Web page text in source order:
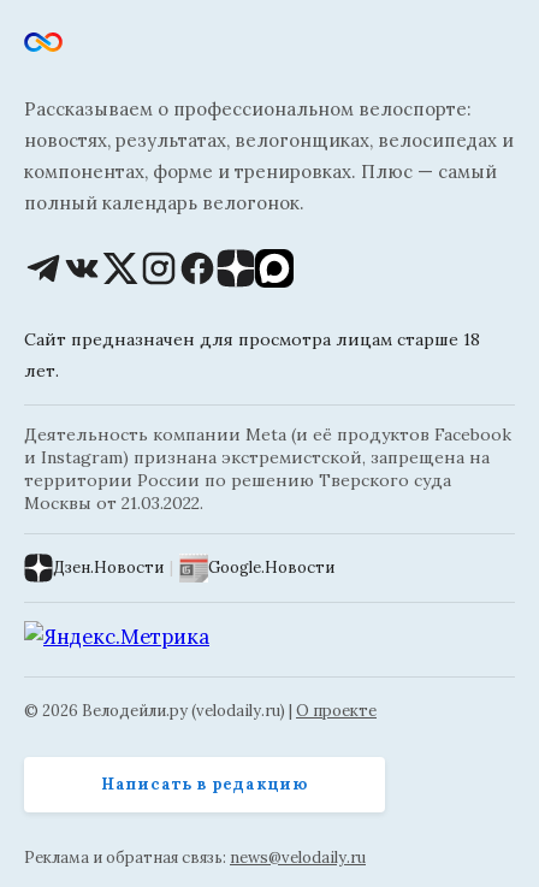
Рассказываем о профессиональном велоспорте:
новостях, результатах, велогонщиках, велосипедах и
компонентах, форме и тренировках. Плюс — самый
полный календарь велогонок.
Сайт предназначен для просмотра лицам старше 18
лет.
Деятельность компании Meta (и её продуктов Facebook
и Instagram) признана экстремистской, запрещена на
территории России по решению Тверского суда
Москвы от 21.03.2022.
Дзен.Новости | Google.Новости
© 2026 Велодейли.ру (velodaily.ru) | О проекте
Написать в редакцию
Реклама и обратная связь: news@velodaily.ru